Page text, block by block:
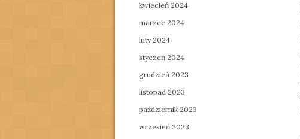
kwiecień 2024
marzec 2024
luty 2024
styczeń 2024
grudzień 2023
listopad 2023
październik 2023
wrzesień 2023